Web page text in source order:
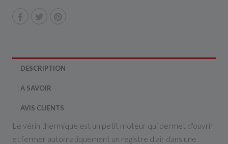
DESCRIPTION
A SAVOIR
AVIS CLIENTS
Le vérin thermique est un petit moteur qui permet d'ouvrir
et fermer automatiquement un registre d'air dans une